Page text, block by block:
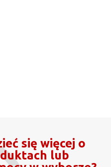
się więcej o
lub